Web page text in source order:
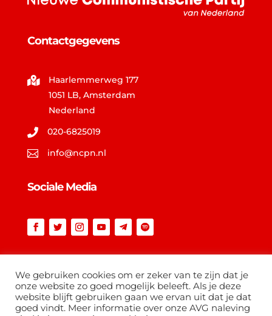
Contactgegevens

Haarlemmerweg 177
1051 LB, Amsterdam
Nederland

020-6825019

info@ncpn.nl
Sociale Media
We gebruiken cookies om er zeker van te zijn dat je
onze website zo goed mogelijk beleeft. Als je deze
website blijft gebruiken gaan we ervan uit dat je dat
goed vindt. Meer informatie over onze AVG naleving